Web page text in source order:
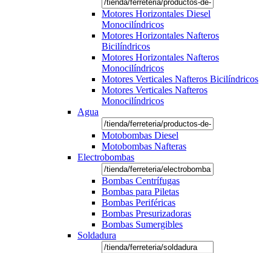
Motores Horizontales Diesel
Monocilíndricos
Motores Horizontales Nafteros
Bicilíndricos
Motores Horizontales Nafteros
Monocilíndricos
Motores Verticales Nafteros Bicilíndricos
Motores Verticales Nafteros
Monocilíndricos
Agua
Motobombas Diesel
Motobombas Nafteras
Electrobombas
Bombas Centrífugas
Bombas para Piletas
Bombas Periféricas
Bombas Presurizadoras
Bombas Sumergibles
Soldadura